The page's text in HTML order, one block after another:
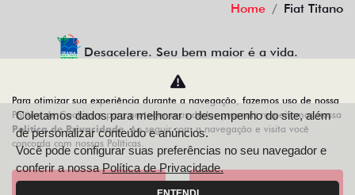
Home Fiat Titano
Desacelere. Seu bem maior é a vida.
IGUAUTO VEICULOS E PEÇAS LTDA
10.498.152/0001-10
Para otimizar sua experiência durante a navegação, fazemos uso de nossa
Política de Cookies e para proteger seus dados pessoais respeitamos nossa
Política de Privacidade. Ao seguir com a navegação e visita você
concorda com nossas Políticas.
Coletamos dados para melhorar o desempenho do site, além
de personalizar conteúdo e anúncios.
Você pode configurar suas preferências no seu navegador e
conferir a nossaPolítica de Privacidade.